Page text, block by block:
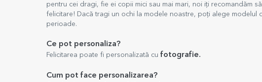
pentru cei dragi, fie ei copii mici sau mai mari, noi iți recomandăm
felicitare! Dacă tragi un ochi la modele noastre, poți alege modelul
perioade.
Ce pot personaliza?
Felicitarea poate fi personalizată cu fotografie.
Cum pot face personalizarea?